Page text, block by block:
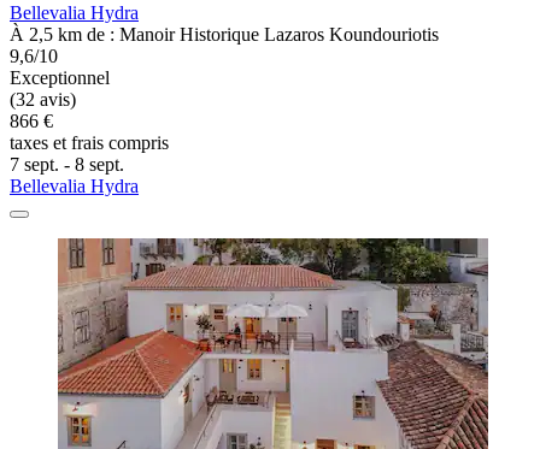
Bellevalia Hydra
À 2,5 km de : Manoir Historique Lazaros Koundouriotis
9,6/10
Exceptionnel
(32 avis)
866 €
taxes et frais compris
7 sept. - 8 sept.
Bellevalia Hydra